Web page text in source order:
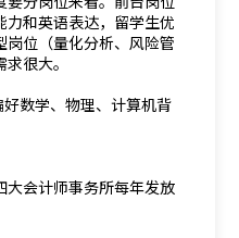
力和英语表达，留学生优
位（量化分析、风险管
很大。
数学、物理、计算机背
会计师事务所每年发放